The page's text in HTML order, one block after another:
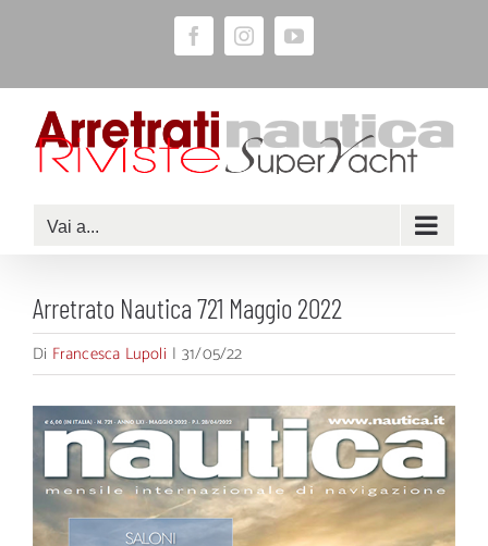
contenuto
FacebookInstagramYouTube
Vai a...
Arretrato Nautica 721 Maggio 2022
Di Francesca Lupoli | 31/05/22